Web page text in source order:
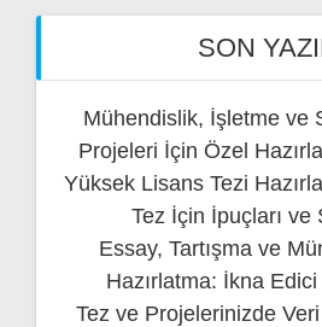
SON
Mühendislik, İşletme ve
Projeleri İçin Özel
Yüksek Lisans Tezi
Tez İçin İpuçları ve
Essay, Tartışma ve
Hazırlatma: İkna
Tez ve Projelerinizde